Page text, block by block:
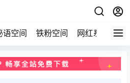
语空间 铁粉空间 网红系列 打